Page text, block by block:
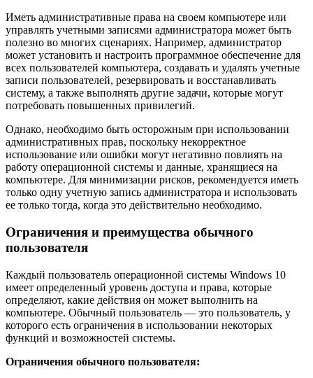
Иметь административные права на своем компьютере или
управлять учетными записями администратора может быть
полезно во многих сценариях. Например, администратор
может установить и настроить программное обеспечение для
всех пользователей компьютера, создавать и удалять учетные
записи пользователей, резервировать и восстанавливать
систему, а также выполнять другие задачи, которые могут
потребовать повышенных привилегий.
Однако, необходимо быть осторожным при использовании
административных прав, поскольку некорректное
использование или ошибки могут негативно повлиять на
работу операционной системы и данные, хранящиеся на
компьютере. Для минимизации рисков, рекомендуется иметь
только одну учетную запись администратора и использовать
ее только тогда, когда это действительно необходимо.
Ограничения и преимущества обычного
пользователя
Каждый пользователь операционной системы Windows 10
имеет определенный уровень доступа и права, которые
определяют, какие действия он может выполнить на
компьютере. Обычный пользователь — это пользователь, у
которого есть ограничения в использовании некоторых
функций и возможностей системы.
Ограничения обычного пользователя: